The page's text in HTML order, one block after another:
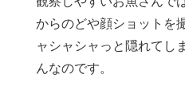
からのどや顔ショットを
ャシャシャっと隠れてし
んなのです。